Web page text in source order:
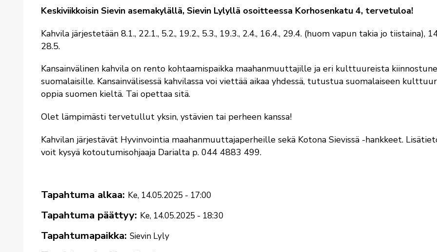
Keskiviikkoisin Sievin asemakylällä, Sievin Lylyllä osoitteessa Korhosenkatu 4, tervetuloa!
Kahvila järjestetään 8.1., 22.1., 5.2., 19.2., 5.3., 19.3., 2.4., 16.4., 29.4. (huom vapun takia jo tiistaina),
28.5.
Kansainvälinen kahvila on rento kohtaamispaikka maahanmuuttajille ja eri kulttuureista
suomalaisille. Kansainvälisessä kahvilassa voi viettää aikaa yhdessä, tutustua suomalaiseen
oppia suomen kieltä. Tai opettaa sitä.
Olet lämpimästi tervetullut yksin, ystävien tai perheen kanssa!
Kahvilan järjestävät Hyvinvointia maahanmuuttajaperheille sekä Kotona Sievissä -hankkeet.
voit kysyä kotoutumisohjaaja Darialta p. 044 4883 499.
Tapahtuma alkaa Ke, 14.05.2025 - 17:00
Tapahtuma päättyy Ke, 14.05.2025 - 18:30
Tapahtumapaikka Sievin Lyly